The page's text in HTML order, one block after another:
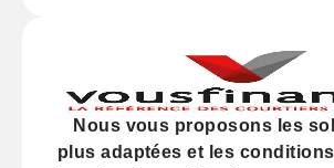
Nous vous proposons les
plus adaptées et les